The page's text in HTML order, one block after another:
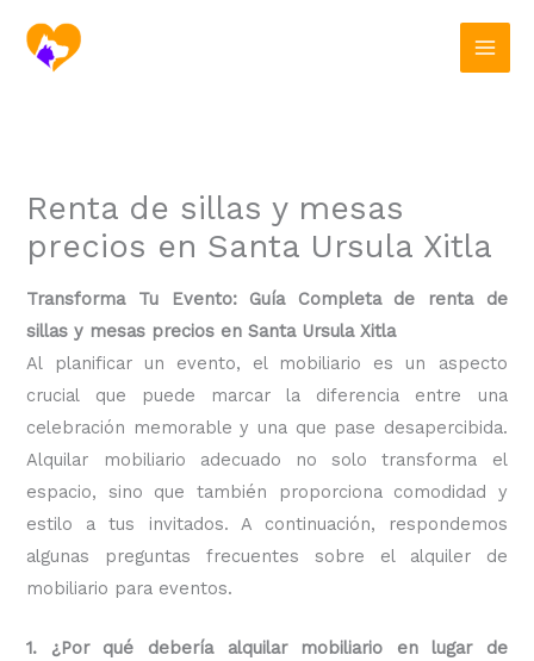
contenido
Renta de sillas y mesas
precios en Santa Ursula Xitla
Transforma Tu Evento: Guía Completa de renta de
sillas y mesas precios en Santa Ursula Xitla
Al planificar un evento, el mobiliario es un aspecto
crucial que puede marcar la diferencia entre una
celebración memorable y una que pase desapercibida.
Alquilar mobiliario adecuado no solo transforma el
espacio, sino que también proporciona comodidad y
estilo a tus invitados. A continuación, respondemos
algunas preguntas frecuentes sobre el alquiler de
mobiliario para eventos.
1. ¿Por qué debería alquilar mobiliario en lugar de